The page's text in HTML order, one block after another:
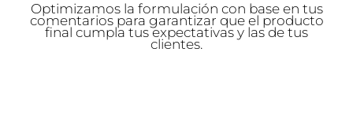
Optimizamos la formulación con base en tus
comentarios para garantizar que el producto
final cumpla tus expectativas y las de tus
clientes.